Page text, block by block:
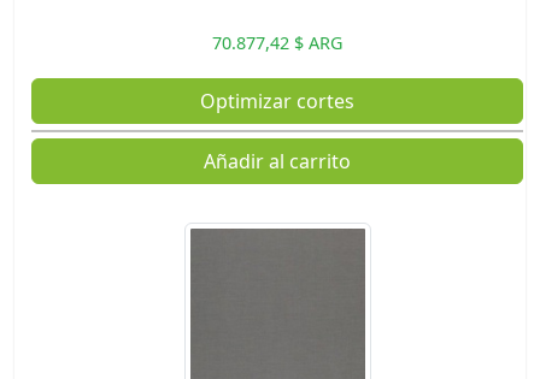
70.877,42 $ ARG
Optimizar cortes
Añadir al carrito